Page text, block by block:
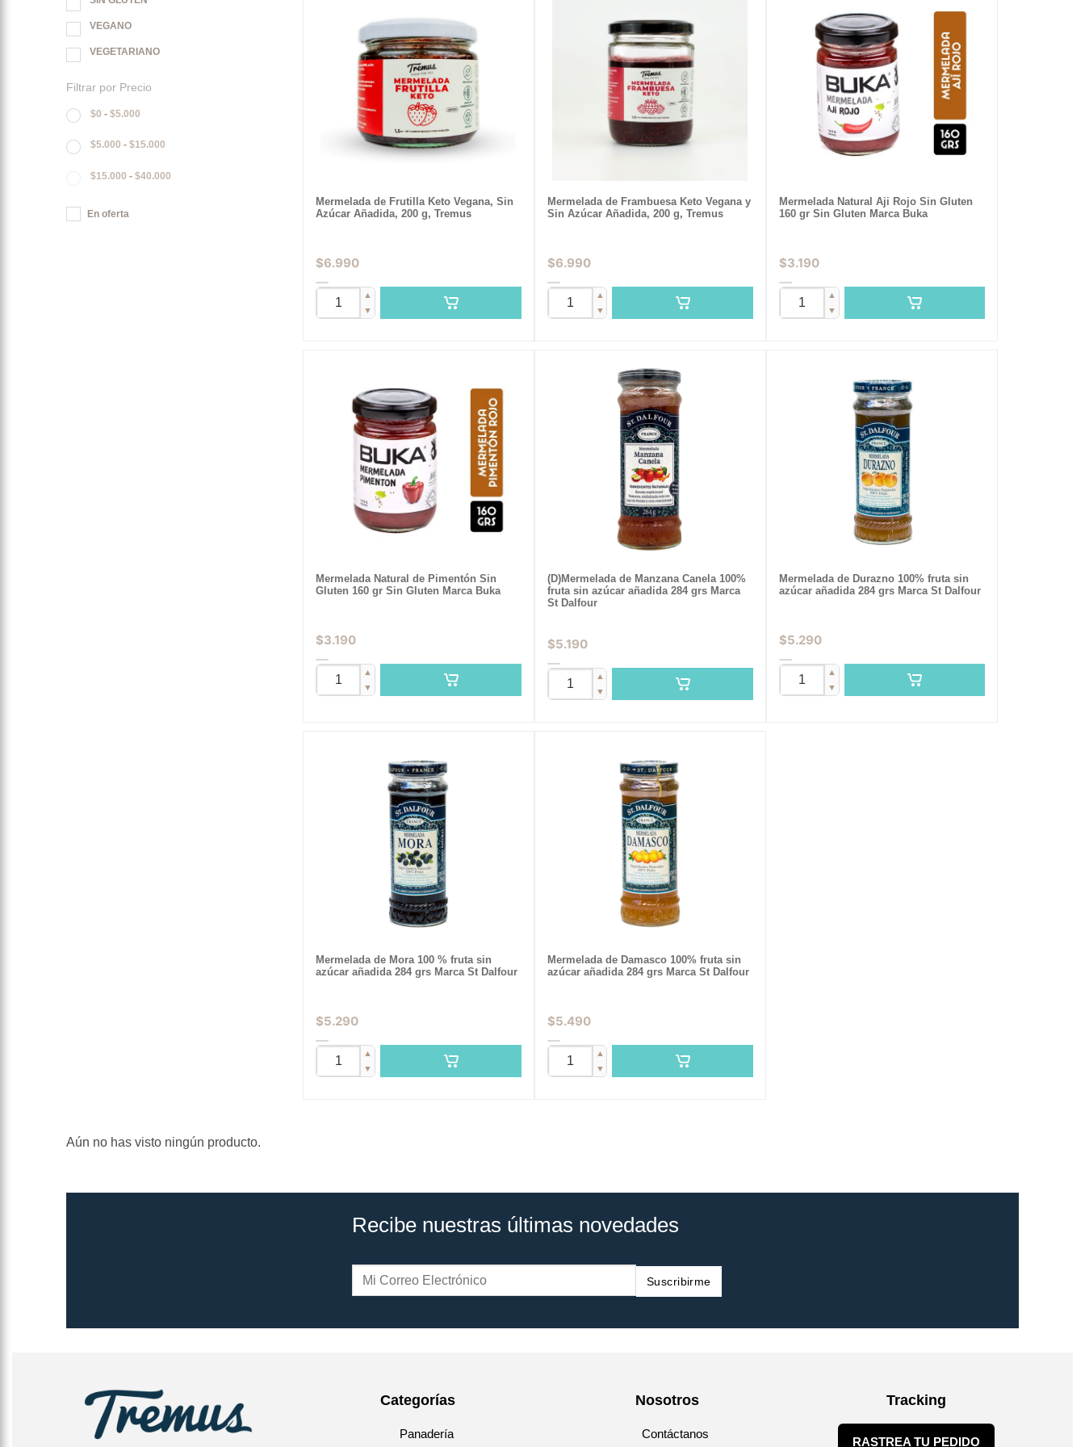
VEGANO
VEGETARIANO
Filtrar por Precio
$0 -$5.000
$5.000 -$15.000
$15.000 -$40.000
En oferta
Mermelada de Frutilla Keto Vegana, Sin
Azúcar Añadida, 200 g, Tremus
$6.990
▲
▼
Mermelada de Frambuesa Keto Vegana y
Sin Azúcar Añadida, 200 g, Tremus
$6.990
▲
▼
Mermelada Natural Aji Rojo Sin Gluten
160 gr Sin Gluten Marca Buka
$3.190
▲
▼
Mermelada Natural de Pimentón Sin
Gluten 160 gr Sin Gluten Marca Buka
$3.190
▲
▼
(D)Mermelada de Manzana Canela 100%
fruta sin azúcar añadida 284 grs Marca
St Dalfour
$5.190
▲
▼
Mermelada de Durazno 100% fruta sin
azúcar añadida 284 grs Marca St Dalfour
$5.290
▲
▼
Mermelada de Mora 100 % fruta sin
azúcar añadida 284 grs Marca St Dalfour
$5.290
▲
▼
Mermelada de Damasco 100% fruta sin
azúcar añadida 284 grs Marca St Dalfour
$5.490
▲
▼
Aún no has visto ningún producto.
Recibe nuestras últimas novedades
Suscribirme
Categorías
Panadería
Nosotros
Contáctanos
Tracking
RASTREA TU PEDIDO